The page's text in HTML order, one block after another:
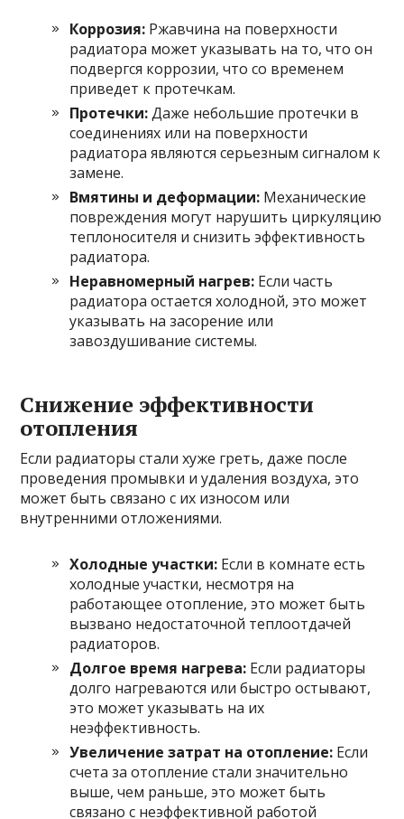
Коррозия: Ржавчина на поверхности
радиатора может указывать на то, что он
подвергся коррозии, что со временем
приведет к протечкам.
Протечки:Даже небольшие протечки в
соединениях или на поверхности
радиатора являются серьезным сигналом к
замене.
Вмятины и деформации: Механические
повреждения могут нарушить циркуляцию
теплоносителя и снизить эффективность
радиатора.
Неравномерный нагрев: Если часть
радиатора остается холодной, это может
указывать на засорение или
завоздушивание системы.
Снижение эффективности
отопления
Если радиаторы стали хуже греть, даже после
проведения промывки и удаления воздуха, это
может быть связано с их износом или
внутренними отложениями.
Холодные участки: Если в комнате есть
холодные участки, несмотря на
работающее отопление, это может быть
вызвано недостаточной теплоотдачей
радиаторов.
Долгое время нагрева: Если радиаторы
долго нагреваются или быстро остывают,
это может указывать на их
неэффективность.
Увеличение затрат на отопление: Если
счета за отопление стали значительно
выше, чем раньше, это может быть
связано с неэффективной работой